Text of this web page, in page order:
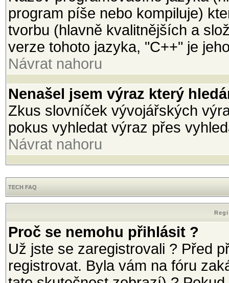
program píše nebo kompiluje)
tvorbu (hlavně kvalitnějších a
verze tohoto jazyka, "C++" je
Návrat nahoru
Nenašel jsem výraz který
Zkus slovníček vývojářských
pokus vyhledat výraz přes
Návrat nahoru
TECH FAQ
Proč se nemohu přihlásit ?
Už jste se zaregistrovali ? Před
registrovat. Byla vám na fóru